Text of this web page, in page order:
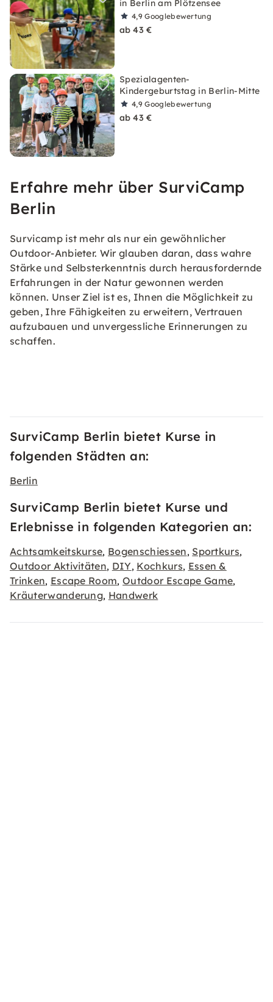
in Berlin am Plötzensee
4,9Googlebewertung
ab 43 €
Spezialagenten-
Kindergeburtstag in Berlin-Mitte
4,9Googlebewertung
ab 43 €
Erfahre mehr über SurviCamp
Berlin
Survicamp ist mehr als nur ein gewöhnlicher
Outdoor-Anbieter. Wir glauben daran, dass wahre
Stärke und Selbsterkenntnis durch herausfordernde
Erfahrungen in der Natur gewonnen werden
können. Unser Ziel ist es, Ihnen die Möglichkeit zu
geben, Ihre Fähigkeiten zu erweitern, Vertrauen
aufzubauen und unvergessliche Erinnerungen zu
schaffen.
SurviCamp Berlin bietet Kurse in
folgenden Städten an:
Berlin
SurviCamp Berlin bietet Kurse und
Erlebnisse in folgenden Kategorien an:
Achtsamkeitskurse, Bogenschiessen, Sportkurs,
Outdoor Aktivitäten, DIY, Kochkurs, Essen &
Trinken, Escape Room,Outdoor Escape Game,
Kräuterwanderung, Handwerk